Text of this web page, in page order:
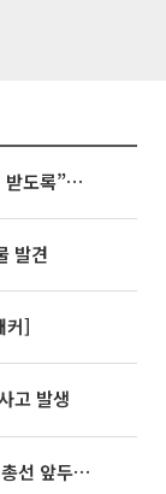
김정관 장관 “반도체 성과급, 주총 승인 받도록”…상법·자본시장법 개정 시사
발견
커]
고 발생
시간 끌기”